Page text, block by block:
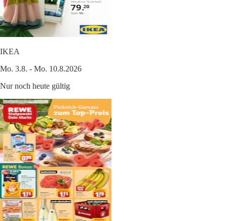
IKEA
Mo. 3.8. - Mo. 10.8.2026
Nur noch heute gültig